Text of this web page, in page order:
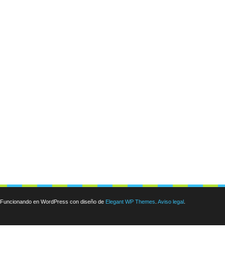
Funcionando en WordPress con diseño de Elegant WP Themes Aviso legal